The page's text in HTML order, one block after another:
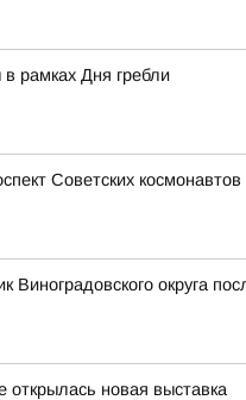
рамках Дня гребли
Советских космонавтов
Виноградовского округа
открылась новая выставка